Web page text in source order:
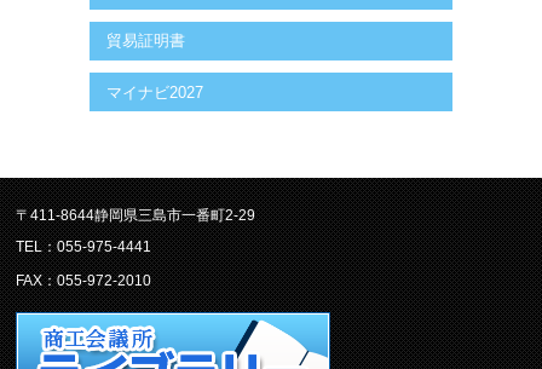
貿易証明書
マイナビ2027
〒411-8644静岡県三島市一番町2-29
TEL：055-975-4441
FAX：055-972-2010